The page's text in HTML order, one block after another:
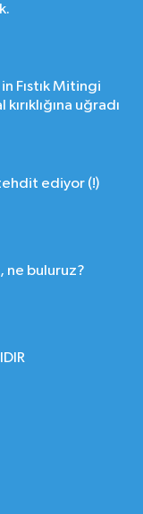
Fıstık Mitingi
uğradı
ediyor (!)
ne buluruz?